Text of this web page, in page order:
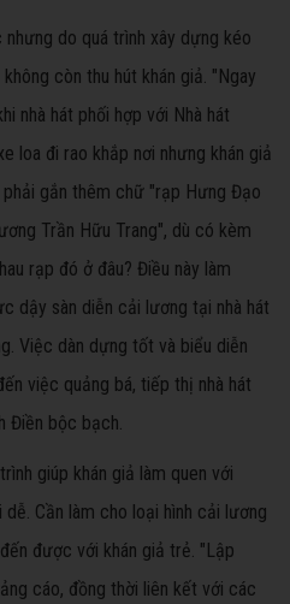
do quá trình xây dựng kéo
còn thu hút khán giả. "Ngay
nhà hát phối hợp với Nhà hát
loa đi rao khắp nơi nhưng khán giả
gắn thêm chữ "rạp Hưng Đạo
Trần Hữu Trang", dù có kèm
rạp đó ở đâu? Điều này làm
dậy sàn diễn cải lương tại nhà hát
Việc dàn dựng tốt và biểu diễn
việc quảng bá, tiếp thị nhà hát
Điền bộc bạch.
giúp khán giả làm quen với
Cần làm cho loại hình cải lương
được với khán giả trẻ. "Lập
cáo, đồng thời liên kết với các